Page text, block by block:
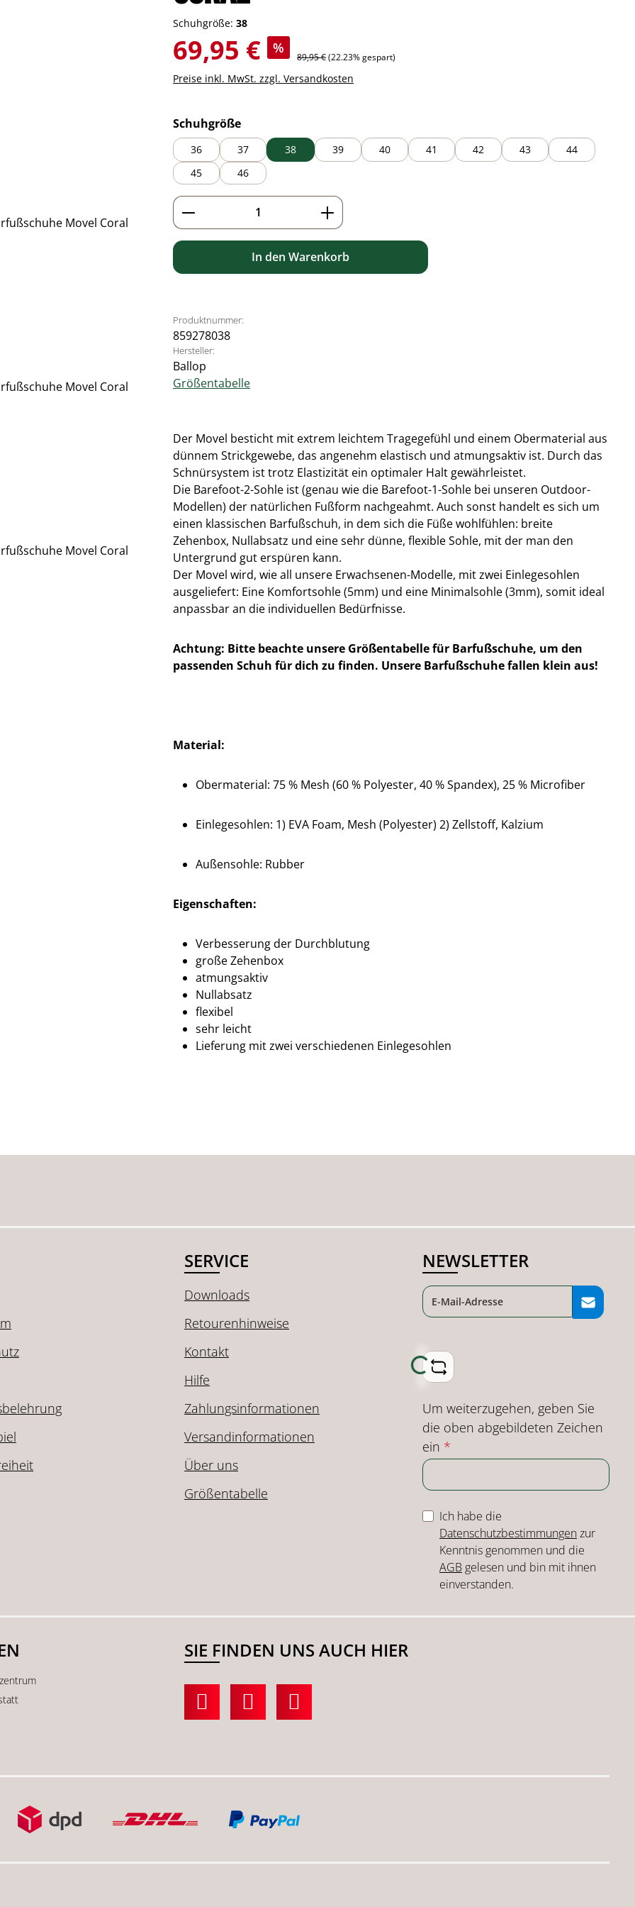
Schuhgröße: 38
Verkaufspreis:
69,95 € %
Regulärer Preis:
89,95 €(22.23% gespart)
Preise inkl. MwSt. zzgl. Versandkosten
Schuhgrößeauswählen
36 37 38 39 40 41 42 43
44
45
46
Produkt Anzahl: Gib den gewünschten Wert ein oder
In den Warenkorb
Produktnummer:
859278038
Hersteller:
Ballop
Größentabelle
Der Movel besticht mit extrem leichtem Tragegefühl und einem Obermaterial aus
dünnem Strickgewebe, das angenehm elastisch und atmungsaktiv ist. Durch das
Schnürsystem ist trotz Elastizität ein optimaler Halt gewährleistet.
Die Barefoot-2-Sohle ist (genau wie die Barefoot-1-Sohle bei unseren Outdoor-
Modellen) der natürlichen Fußform nachgeahmt. Auch sonst handelt es sich um
einen klassischen Barfußschuh, in dem sich die Füße wohlfühlen: breite
Zehenbox, Nullabsatz und eine sehr dünne, flexible Sohle, mit der man den
Untergrund gut erspüren kann.
Der Movel wird, wie all unsere Erwachsenen-Modelle, mit zwei Einlegesohlen
ausgeliefert: Eine Komfortsohle (5mm) und eine Minimalsohle (3mm), somit ideal
anpassbar an die individuellen Bedürfnisse.
Achtung: Bitte beachte unsere Größentabelle für Barfußschuhe, um den
passenden Schuh für dich zu finden. Unsere Barfußschuhe fallen klein aus!
Material:
Obermaterial: 75 % Mesh (60 % Polyester, 40 % Spandex), 25 % Microfiber
Einlegesohlen: 1) EVA Foam, Mesh (Polyester) 2) Zellstoff, Kalzium
Außensohle: Rubber
Eigenschaften:
Verbesserung der Durchblutung
große Zehenbox
atmungsaktiv
Nullabsatz
flexibel
sehr leicht
Lieferung mit zwei verschiedenen Einlegesohlen
SERVICE
Downloads
Retourenhinweise
Kontakt
Hilfe
Zahlungsinformationen
Versandinformationen
Über uns
Größentabelle
NEWSLETTER
Loading...
Um weiterzugehen, geben Sie
die oben abgebildeten Zeichen
ein *
Ich habe die
Datenschutzbestimmungenzur
Kenntnis genommen und die
AGB gelesen und bin mit ihnen
einverstanden.
SIE FINDEN UNS AUCH HIER